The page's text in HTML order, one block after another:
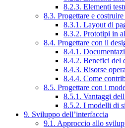
8.2.3. Elementi
8.3. Progettare e
8.3.1. Layout di
8.3.2. Prototipi in
8.4. Progettare con il
8.4.1.
8.4.2. Benefici del
8.4.3. Risorse
8.4.4. Come
8.5. Progettare con i
8.5.1. Vantaggi
8.5.2. I modelli di
9. Sviluppo dell’interfaccia
9.1. Approccio allo